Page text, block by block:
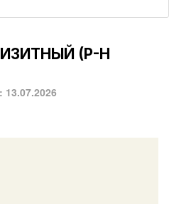
(Р-Н
13.07.2026